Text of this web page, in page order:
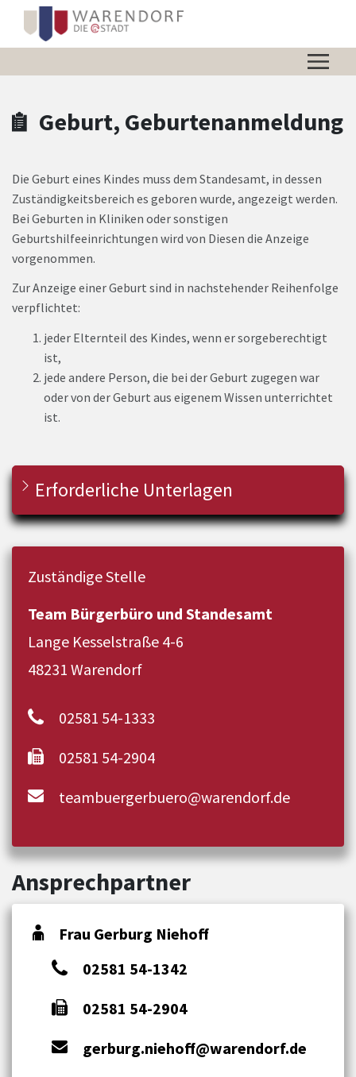
Zum Header
Zum Hauptinhalt
Zum Footer
Zum Hauptinhalt springen
Geburt, Geburtenanmeldung
Die Geburt eines Kindes muss dem Standesamt, in dessen
Zuständigkeitsbereich es geboren wurde, angezeigt werden.
Bei Geburten in Kliniken oder sonstigen
Geburtshilfeeinrichtungen wird von Diesen die Anzeige
vorgenommen.
Zur Anzeige einer Geburt sind in nachstehender Reihenfolge
verpflichtet:
jeder Elternteil des Kindes, wenn er sorgeberechtigt
ist,
jede andere Person, die bei der Geburt zugegen war
oder von der Geburt aus eigenem Wissen unterrichtet
ist.
Erforderliche Unterlagen
Zuständige Stelle
Team Bürgerbüro und Standesamt
Lange Kesselstraße 4-6
48231 Warendorf
02581 54-1333
02581 54-2904
teambuergerbuero@warendorf.de
Ansprechpartner
Frau Gerburg Niehoff
02581 54-1342
02581 54-2904
gerburg.niehoff@warendorf.de